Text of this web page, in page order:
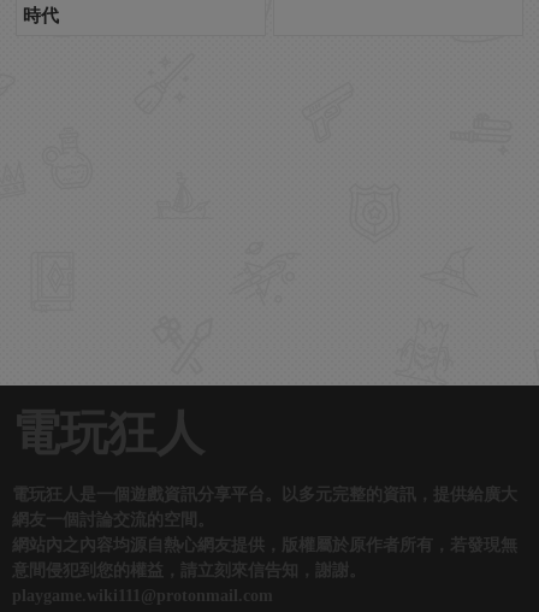
時代
電玩狂人
電玩狂人是一個遊戲資訊分享平台。以多元完整的資訊，提供給廣大
網友一個討論交流的空間。
網站內之內容均源自熱心網友提供，版權屬於原作者所有，若發現無
意間侵犯到您的權益，請立刻來信告知，謝謝。
playgame.wiki111@protonmail.com